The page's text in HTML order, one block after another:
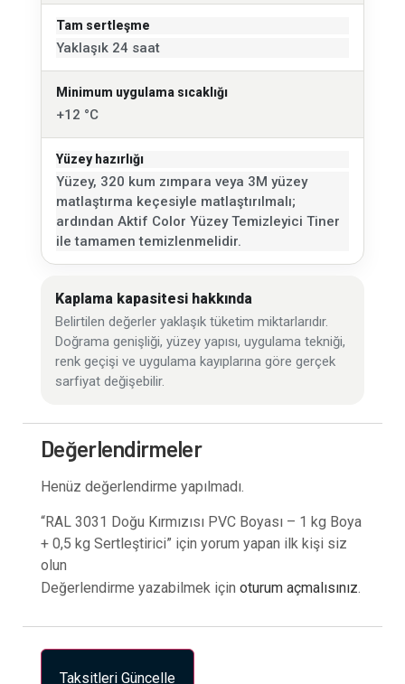
Tam sertleşme
Yaklaşık 24 saat
Minimum uygulama sıcaklığı
+12 °C
Yüzey hazırlığı
Yüzey, 320 kum zımpara veya 3M yüzey
matlaştırma keçesiyle matlaştırılmalı;
ardından Aktif Color Yüzey Temizleyici Tiner
ile tamamen temizlenmelidir.
Kaplama kapasitesi hakkında
Belirtilen değerler yaklaşık tüketim miktarlarıdır.
Doğrama genişliği, yüzey yapısı, uygulama tekniği,
renk geçişi ve uygulama kayıplarına göre gerçek
sarfiyat değişebilir.
Değerlendirmeler
Henüz değerlendirme yapılmadı.
“RAL 3031 Doğu Kırmızısı PVC Boyası – 1 kg Boya
+ 0,5 kg Sertleştirici” için yorum yapan ilk kişi siz
olun
Değerlendirme yazabilmek için oturum açmalısınız.
Taksitleri Güncelle